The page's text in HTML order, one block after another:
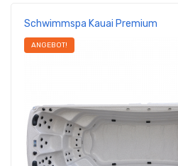
Schwimmspa Kauai Premium
ANGEBOT!